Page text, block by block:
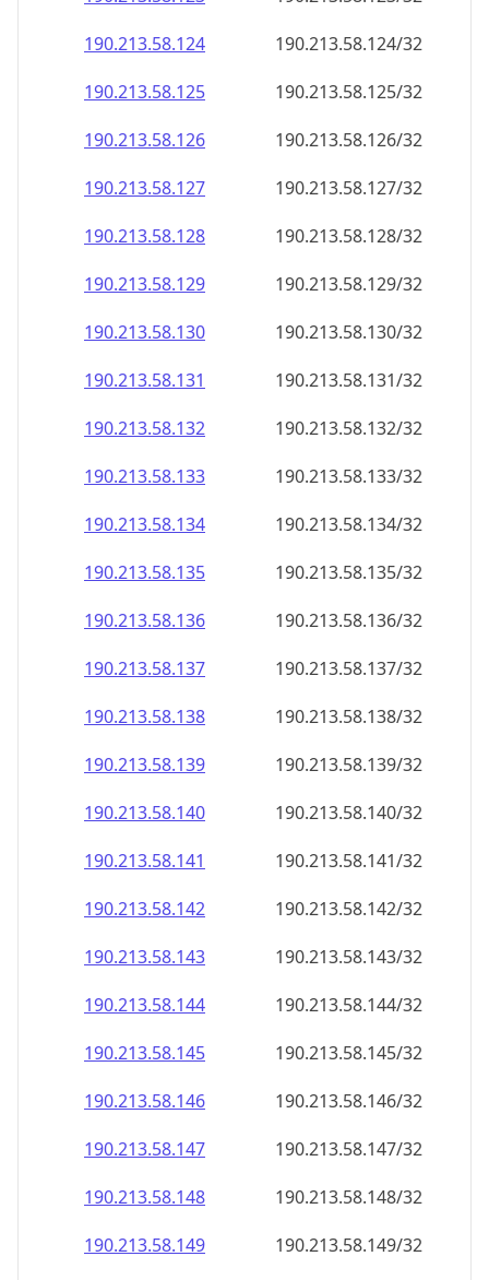
190.213.58.124
190.213.58.124/32
190.213.58.125
190.213.58.125/32
190.213.58.126
190.213.58.126/32
190.213.58.127
190.213.58.127/32
190.213.58.128
190.213.58.128/32
190.213.58.129
190.213.58.129/32
190.213.58.130
190.213.58.130/32
190.213.58.131
190.213.58.131/32
190.213.58.132
190.213.58.132/32
190.213.58.133
190.213.58.133/32
190.213.58.134
190.213.58.134/32
190.213.58.135
190.213.58.135/32
190.213.58.136
190.213.58.136/32
190.213.58.137
190.213.58.137/32
190.213.58.138
190.213.58.138/32
190.213.58.139
190.213.58.139/32
190.213.58.140
190.213.58.140/32
190.213.58.141
190.213.58.141/32
190.213.58.142
190.213.58.142/32
190.213.58.143
190.213.58.143/32
190.213.58.144
190.213.58.144/32
190.213.58.145
190.213.58.145/32
190.213.58.146
190.213.58.146/32
190.213.58.147
190.213.58.147/32
190.213.58.148
190.213.58.148/32
190.213.58.149
190.213.58.149/32